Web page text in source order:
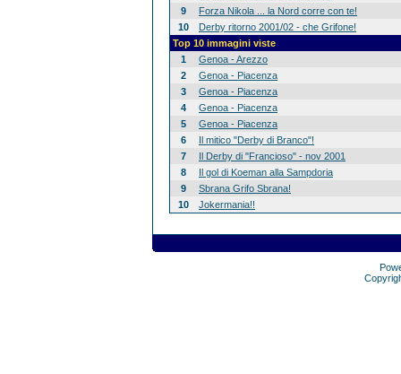
9
Forza Nikola ... la Nord corre con te!
10
Derby ritorno 2001/02 - che Grifone!
Top 10 immagini viste
1
Genoa - Arezzo
2
Genoa - Piacenza
3
Genoa - Piacenza
4
Genoa - Piacenza
5
Genoa - Piacenza
6
Il mitico "Derby di Branco"!
7
Il Derby di "Francioso" - nov 2001
8
Il gol di Koeman alla Sampdoria
9
Sbrana Grifo Sbrana!
10
Jokermania!!